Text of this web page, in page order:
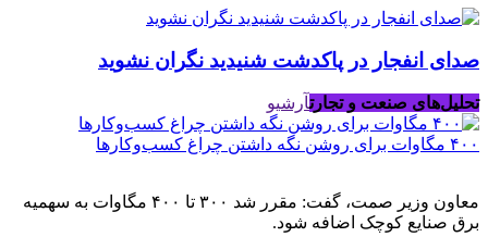
صدای انفجار در پاکدشت شنیدید نگران نشوید
تحلیل‌های صنعت و تجارتآرشیو
۴۰۰ مگاوات برای روشن نگه داشتن چراغ کسب‌وکار‌ها
معاون وزیر صمت، گفت: مقرر شد ۳۰۰ تا ۴۰۰ مگاوات به سهمیه
برق صنایع کوچک اضافه شود.